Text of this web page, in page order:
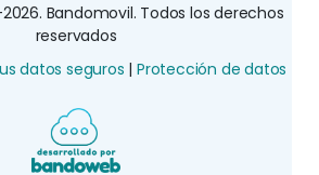
Bandomovil. Todos los derechos
reservados
datos seguros | Protección de datos